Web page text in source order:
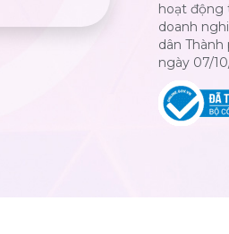
hoạt động
doanh
dân
ngày 07/